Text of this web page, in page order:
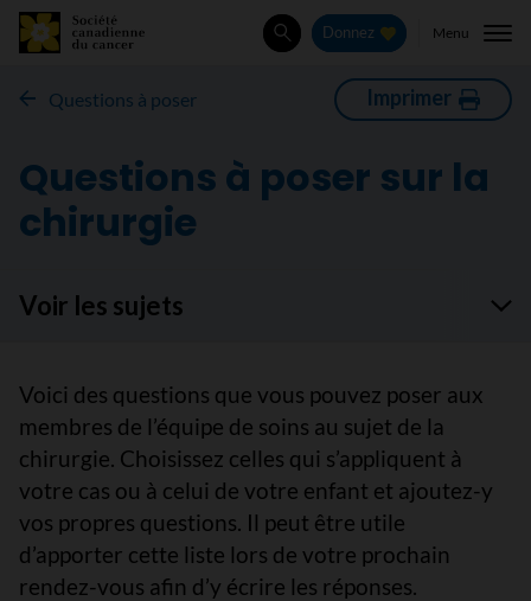
Rechercher
Donnez Menu
Questions à poser Imprimer
Questions à poser sur la
chirurgie
Voir les sujets
Voici des questions que vous pouvez poser aux
membres de l’équipe de soins au sujet de la
chirurgie. Choisissez celles qui s’appliquent à
votre cas ou à celui de votre enfant et ajoutez-y
vos propres questions. Il peut être utile
d’apporter cette liste lors de votre prochain
rendez-vous afin d’y écrire les réponses.